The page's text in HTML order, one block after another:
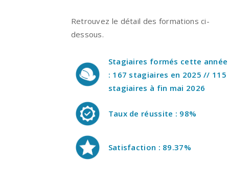
Retrouvez le détail des formations ci-
dessous.
Stagiaires formés cette année
: 167 stagiaires en 2025 // 115
stagiaires à fin mai 2026
Taux de réussite : 98%
Satisfaction : 89.37%